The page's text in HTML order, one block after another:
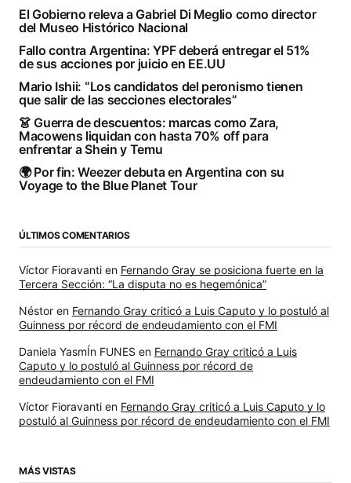
El Gobierno releva a Gabriel Di Meglio como director
del Museo Histórico Nacional
Fallo contra Argentina: YPF deberá entregar el 51%
de sus acciones por juicio en EE.UU
Mario Ishii: “Los candidatos del peronismo tienen
que salir de las secciones electorales”
👗 Guerra de descuentos: marcas como Zara,
Macowens liquidan con hasta 70% off para
enfrentar a Shein y Temu
🌍 Por fin: Weezer debuta en Argentina con su
Voyage to the Blue Planet Tour
ÚLTIMOS COMENTARIOS
Víctor Fioravanti en Fernando Gray se posiciona fuerte en la
Tercera Sección: “La disputa no es hegemónica”
Néstor en Fernando Gray criticó a Luis Caputo y lo postuló al
Guinness por récord de endeudamiento con el FMI
Daniela YasmÍn FUNES en Fernando Gray criticó a Luis
Caputo y lo postuló al Guinness por récord de
endeudamiento con el FMI
Víctor Fioravanti en Fernando Gray criticó a Luis Caputo y lo
postuló al Guinness por récord de endeudamiento con el FMI
MÁS VISTAS